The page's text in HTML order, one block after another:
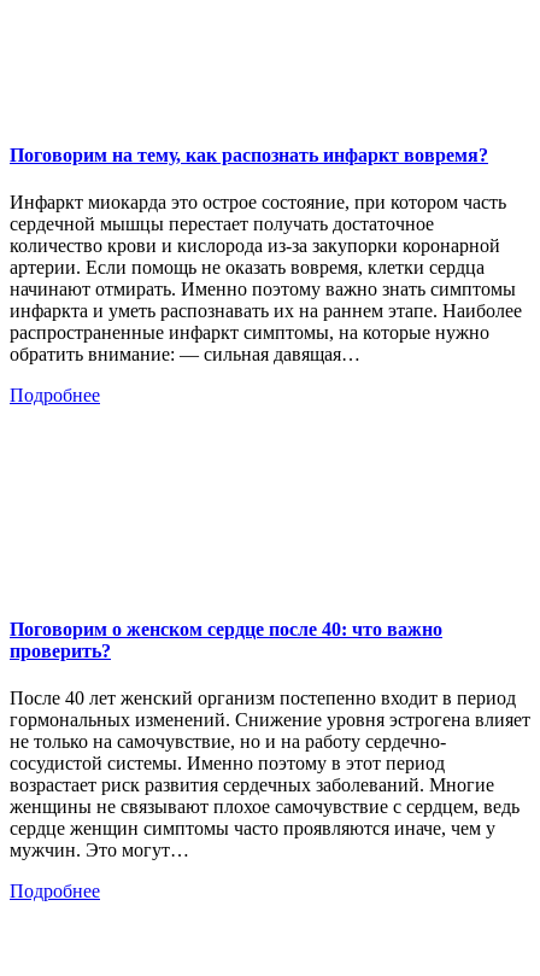
Поговорим на тему, как распознать инфаркт вовремя?
Инфаркт миокарда это острое состояние, при котором часть
сердечной мышцы перестает получать достаточное
количество крови и кислорода из-за закупорки коронарной
артерии. Если помощь не оказать вовремя, клетки сердца
начинают отмирать. Именно поэтому важно знать симптомы
инфаркта и уметь распознавать их на раннем этапе. Наиболее
распространенные инфаркт симптомы, на которые нужно
обратить внимание: — сильная давящая…
Подробнее
Поговорим о женском сердце после 40: что важно
проверить?
После 40 лет женский организм постепенно входит в период
гормональных изменений. Снижение уровня эстрогена влияет
не только на самочувствие, но и на работу сердечно-
сосудистой системы. Именно поэтому в этот период
возрастает риск развития сердечных заболеваний. Многие
женщины не связывают плохое самочувствие с сердцем, ведь
сердце женщин симптомы часто проявляются иначе, чем у
мужчин. Это могут…
Подробнее